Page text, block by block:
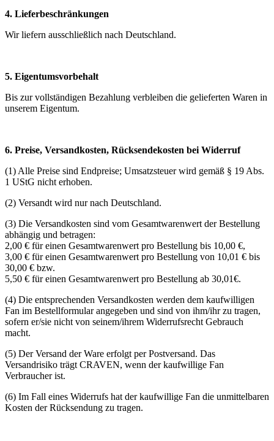
4. Lieferbeschränkungen
Wir liefern ausschließlich nach Deutschland.
5. Eigentumsvorbehalt
Bis zur vollständigen Bezahlung verbleiben die gelieferten Waren in
unserem Eigentum.
6. Preise, Versandkosten, Rücksendekosten bei Widerruf
(1) Alle Preise sind Endpreise; Umsatzsteuer wird gemäß § 19 Abs.
1 UStG nicht erhoben.
(2) Versandt wird nur nach Deutschland.
(3) Die Versandkosten sind vom Gesamtwarenwert der Bestellung
abhängig und betragen:
2,00 € für einen Gesamtwarenwert pro Bestellung bis 10,00 €,
3,00 € für einen Gesamtwarenwert pro Bestellung von 10,01 € bis
30,00 € bzw.
5,50 € für einen Gesamtwarenwert pro Bestellung ab 30,01€.
(4) Die entsprechenden Versandkosten werden dem kaufwilligen
Fan im Bestellformular angegeben und sind von ihm/ihr zu tragen,
sofern er/sie nicht von seinem/ihrem Widerrufsrecht Gebrauch
macht.
(5) Der Versand der Ware erfolgt per Postversand. Das
Versandrisiko trägt CRAVEN, wenn der kaufwillige Fan
Verbraucher ist.
(6) Im Fall eines Widerrufs hat der kaufwillige Fan die unmittelbaren
Kosten der Rücksendung zu tragen.